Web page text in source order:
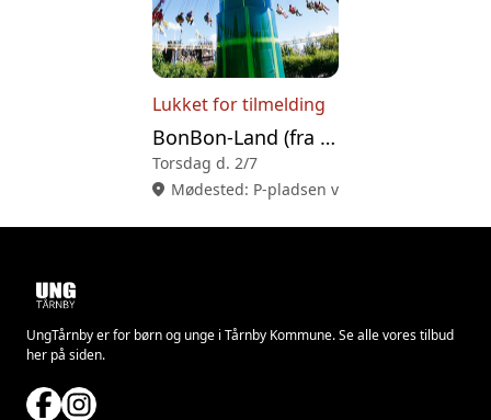
Lukket for tilmelding
BonBon-Land (fra 3. kl.)
Torsdag d. 2/7
location_on Mødested: P-pladsen v/Amagerhallen,
UngTårnby er for børn og unge i Tårnby Kommune. Se alle vores tilbud
her på siden.